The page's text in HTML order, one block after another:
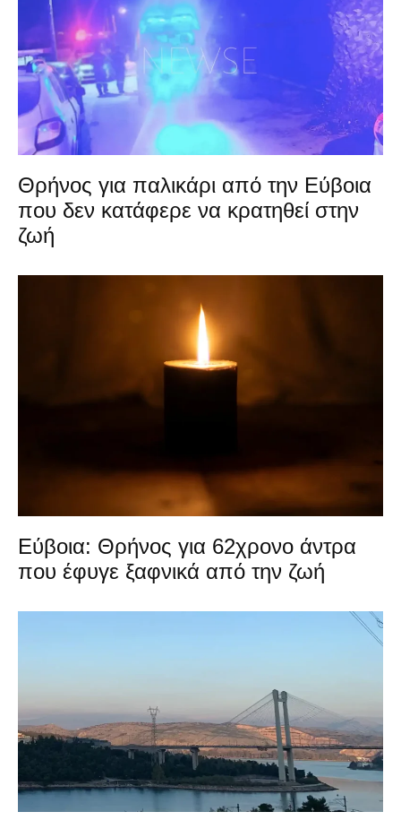
Θρήνος για παλικάρι από την Εύβοια
που δεν κατάφερε να κρατηθεί στην
ζωή
Εύβοια: Θρήνος για 62χρονο άντρα
που έφυγε ξαφνικά από την ζωή